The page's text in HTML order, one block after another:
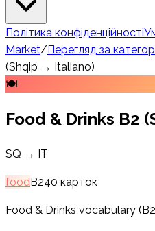
Політика конфіденційності
Market/Перегляд за
(Shqip → Italiano)
🍽️
Food & Drinks B2
SQ → IT
foodB240 карток
Food & Drinks vocabulary